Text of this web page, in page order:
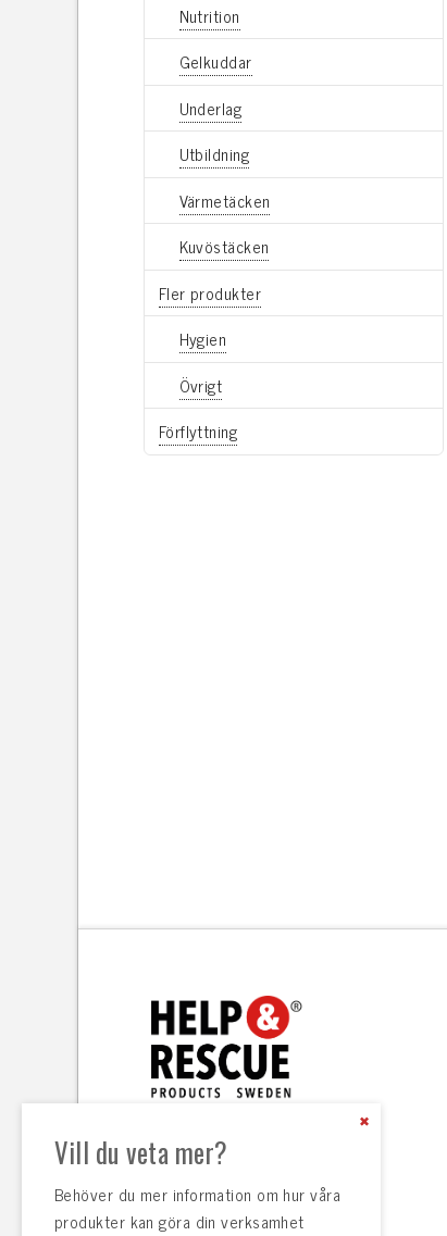
Nutrition
Gelkuddar
Underlag
Utbildning
Värmetäcken
Kuvöstäcken
Fler produkter
Hygien
Övrigt
Förflyttning
Vill du veta mer?
Behöver du mer information om hur våra
produkter kan göra din verksamhet